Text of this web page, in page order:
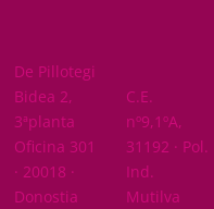
De Pillotegi
Bidea 2,
3ªplanta
Oficina 301
· 20018 ·
Donostia
C.E.
nº9,1ºA,
31192 · Pol.
Ind.
Mutilva